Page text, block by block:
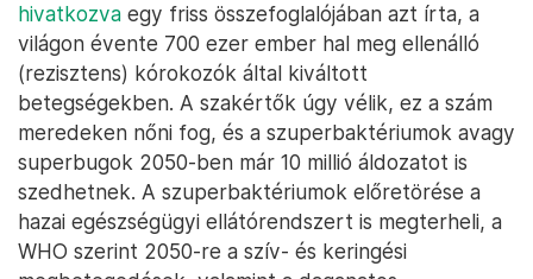
hivatkozva egy friss összefoglalójában azt írta, a
világon évente 700 ezer ember hal meg ellenálló
(rezisztens) kórokozók által kiváltott
betegségekben. A szakértők úgy vélik, ez a szám
meredeken nőni fog, és a szuperbaktériumok avagy
superbugok 2050-ben már 10 millió áldozatot is
szedhetnek. A szuperbaktériumok előretörése a
hazai egészségügyi ellátórendszert is megterheli, a
WHO szerint 2050-re a szív- és keringési